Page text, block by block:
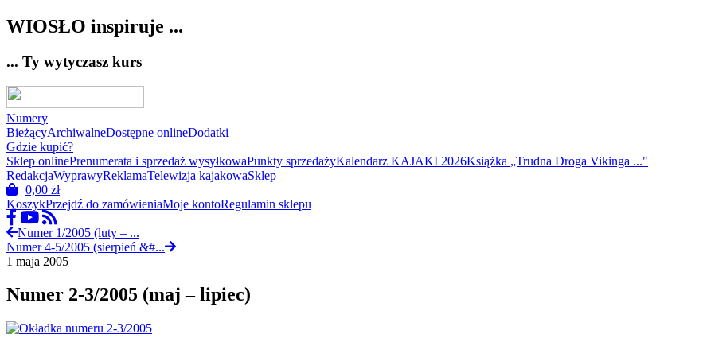
WIOSŁO inspiruje ...
... Ty wytyczasz kurs
Numery
BieżącyArchiwalneDostępne onlineDodatki
Gdzie kupić?
Sklep onlinePrenumerata i sprzedaż wysyłkowaPunkty sprzedażyKalendarz KAJAKI 2026Książka „Trudna Droga Vikinga ..."
RedakcjaWyprawyReklamaTelewizja kajakowaSklep
0,00 zł
KoszykPrzejdź do zamówieniaMoje kontoRegulamin sklepu
Numer 1/2005 (luty – ...
Numer 4-5/2005 (sierpień &#...
1 maja 2005
Numer 2-3/2005 (maj – lipiec)